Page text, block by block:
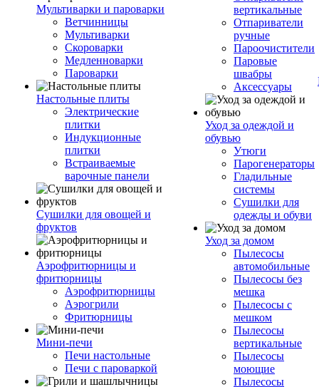
Мультиварки и пароварки
Ветчинницы
Мультиварки
Скороварки
Медленноварки
Пароварки
Настольные плиты
Электрические
плитки
Индукционные
плитки
Встраиваемые
варочные панели
Сушилки для овощей и
фруктов
Аэрофритюрницы и
фритюрницы
Аэрофритюрницы
Аэрогрили
Фритюрницы
Мини-печи
Печи настольные
Печи с пароваркой
вертикальные
Отпариватели
ручные
Пароочистители
Паровые
швабры
Аксессуары
Уход за одеждой и
обувью
Утюги
Парогенераторы
Гладильные
системы
Сушилки для
одежды и обуви
Уход за домом
Пылесосы
автомобильные
Пылесосы без
мешка
Пылесосы с
мешком
Пылесосы
вертикальные
Пылесосы
моющие
Пылесосы